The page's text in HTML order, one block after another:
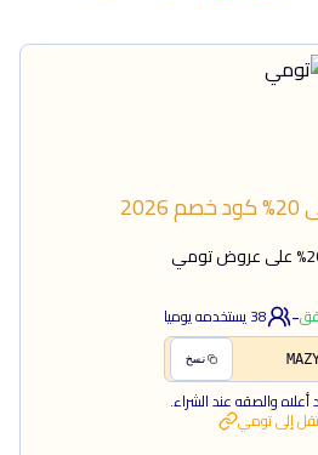
كود خصم2026
-
38يستخدمه يوميا
نسخ
أعلاه والصقه عند الشراء.
إلىتومي